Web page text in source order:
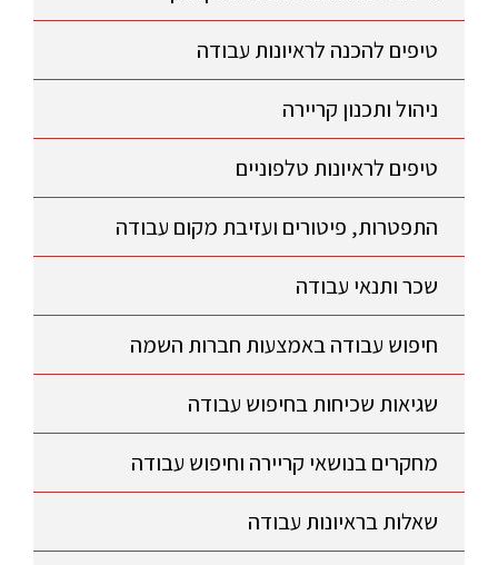
טיפים להכנה לראיונות עבודה
ניהול ותכנון קריירה
טיפים לראיונות טלפוניים
התפטרות, פיטורים ועזיבת מקום עבודה
שכר ותנאי עבודה
חיפוש עבודה באמצעות חברות השמה
שגיאות שכיחות בחיפוש עבודה
מחקרים בנושאי קריירה וחיפוש עבודה
שאלות בראיונות עבודה